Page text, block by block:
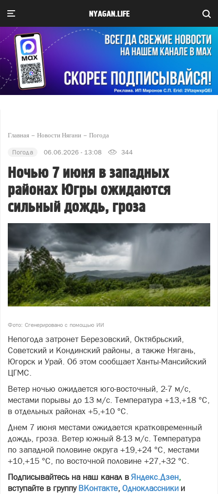
NYAGAN.LIFE
Главная Новости Нягани Погода
Погода 06.06.2026 - 13:08 344
Ночью 7 июня в западных
районах Югры ожидаются
сильный дождь, гроза
Фото: Сгенерировано с помощью ИИ
Непогода затронет Березовский, Октябрьский,
Советский и Кондинский районы, а также Нягань,
Югорск и Урай. Об этом сообщает Ханты-Мансийский
ЦГМС.
Ветер ночью ожидается юго-восточный, 2-7 м/с,
местами порывы до 13 м/с. Температура +13,+18 °С,
в отдельных районах +5,+10 °С.
Днем 7 июня местами ожидается кратковременный
дождь, гроза. Ветер южный 8-13 м/с. Температура
по западной половине округа +19,+24 °С, местами
+10,+15 °С, по восточной половине +27,+32 °С.
Подписывайтесь на наш канал в Яндекс.Дзен,
вступайте в группу ВКонтакте, Одноклассники и